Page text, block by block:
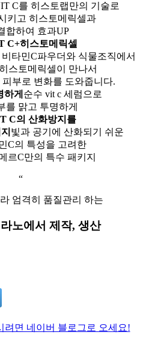
C를 히스토랩만의 기술로
키고 히스토메릭셀과
합하여 효과UP
C+히스토메릭셀
타민C파우더와 식물조직에서
스토메릭셀이 만나서
부로 변화를 도와줍니다.
하게 순수 vit c 세럼으로
를 맑고 투명하게
C의 산화방지를
빛과 공기에 산화되기 쉬운
C의 특성을 고려한
르C만의 특수 패키지
“
엄격히 품질관리 하는
노에서 제작, 생산